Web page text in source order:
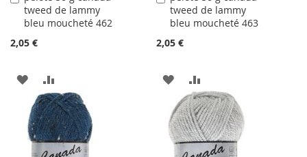
tweed de lammy
bleu moucheté 462
2,05 €
au
panier
AJOUTER
À
LA
LISTE
AU
COMPARATEUR
tweed de lammy
bleu moucheté 463
2,05 €
au
panier
AJOUTER
À
LA
LISTE
AU
COMPARATEUR